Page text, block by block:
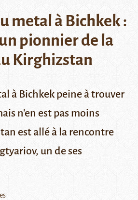
metal à Bichkek :
pionnier de la
Kirghizstan
à Bichkek peine à trouver
n'en est pas moins
est allé à la rencontre
un de ses